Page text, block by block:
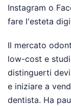
Instagram o
fare l'esteta
Il mercato
low-cost e
distinguerti
e iniziare a
dentista. Ha